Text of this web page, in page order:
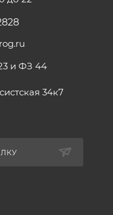
и ФЗ 44
34к7